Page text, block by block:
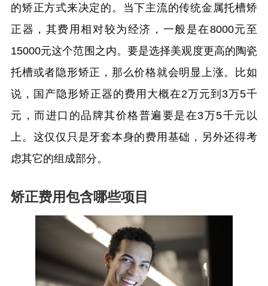
的矫正方式来决定的。当下主流的传统金属托槽矫
正器，其费用相对较为经济，一般是在8000元至
15000元这个范围之内。要是选择美观度更高的陶瓷
托槽或者隐形矫正，那么价格就会明显上涨。比如
说，国产隐形矫正器的费用大概在2万元到3万5千
元，而进口的品牌其价格普遍要是在3万5千元以
上。这仅仅只是牙套本身的费用基础，另外还得考
虑其它的组成部分。
矫正费用包含哪些项目